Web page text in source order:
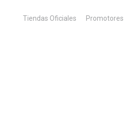
Tiendas Oficiales Promotores